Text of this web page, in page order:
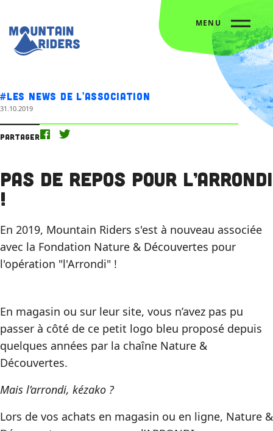
MENU
#Les news de l'association
31.10.2019
Partager
Pas de repos pour l’Arrondi
!
En 2019, Mountain Riders s'est à nouveau associée
avec la Fondation Nature & Découvertes pour
l'opération "l'Arrondi" !
En magasin ou sur leur site, vous n’avez pas pu
passer à côté de ce petit logo bleu proposé depuis
quelques années par la chaîne Nature &
Découvertes.
Mais l’arrondi, kézako ?
Lors de vos achats en magasin ou en ligne, Nature &